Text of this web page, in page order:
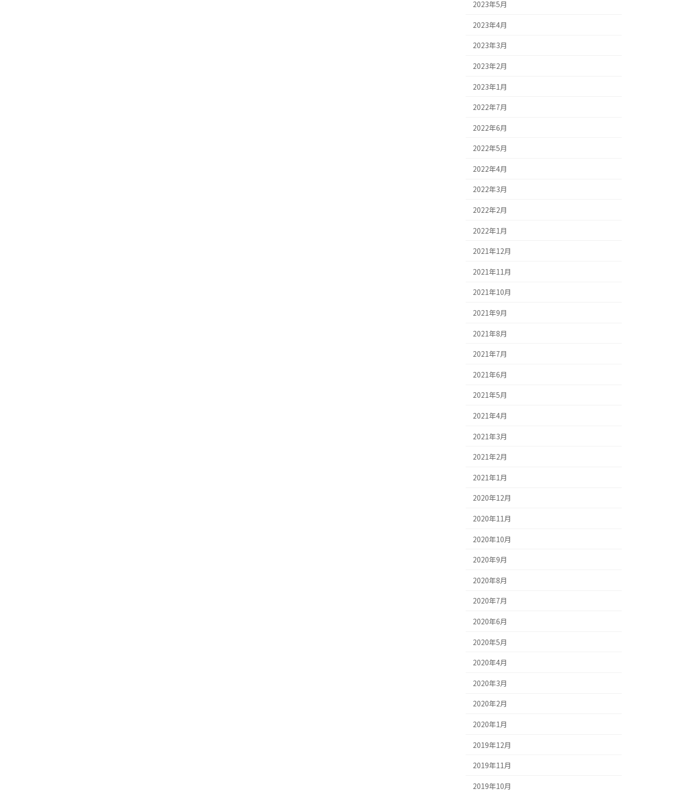
2023年5月
2023年4月
2023年3月
2023年2月
2023年1月
2022年7月
2022年6月
2022年5月
2022年4月
2022年3月
2022年2月
2022年1月
2021年12月
2021年11月
2021年10月
2021年9月
2021年8月
2021年7月
2021年6月
2021年5月
2021年4月
2021年3月
2021年2月
2021年1月
2020年12月
2020年11月
2020年10月
2020年9月
2020年8月
2020年7月
2020年6月
2020年5月
2020年4月
2020年3月
2020年2月
2020年1月
2019年12月
2019年11月
2019年10月